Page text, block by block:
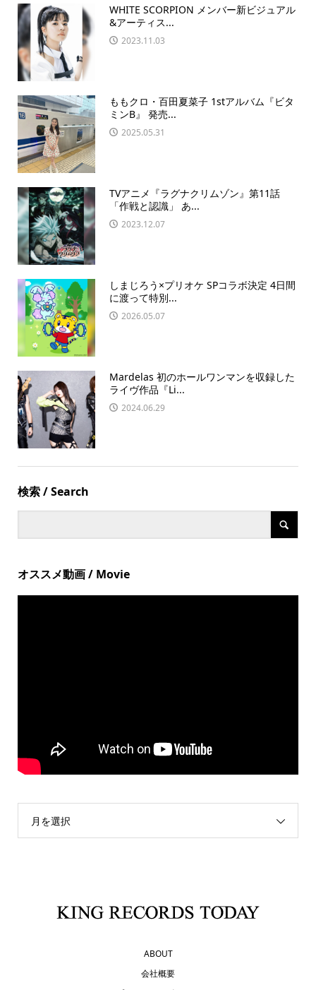
WHITE SCORPION メンバー新ビジュアル
&アーティス...
2023.11.03
ももクロ・百田夏菜子 1stアルバム『ビタ
ミンB』 発売...
2025.05.31
TVアニメ『ラグナクリムゾン』第11話
「作戦と認識」 あ...
2023.12.07
しまじろう×プリオケ SPコラボ決定 4日間
に渡って特別...
2026.05.07
Mardelas 初のホールワンマンを収録した
ライヴ作品『Li...
2024.06.29
検索 / Search
オススメ動画 / Movie
月を選択
ABOUT
会社概要